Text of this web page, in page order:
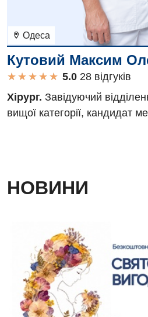
Одеса
Кутовий Максим
★
★
★
★
★
★ ★ ★ ★ ★
28 вiдгукiв
Хірург. Завідуючий
вищої категорії, кандидат
НОВИНИ